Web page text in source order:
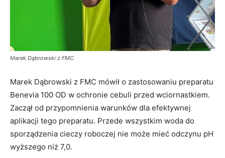
Marek Dąbrowski z FMC
Marek Dąbrowski z FMC mówił o zastosowaniu preparatu
Benevia 100 OD w ochronie cebuli przed wciornastkiem.
Zaczął od przypomnienia warunków dla efektywnej
aplikacji tego preparatu. Przede wszystkim woda do
sporządzenia cieczy roboczej nie może mieć odczynu pH
wyższego niż 7,0.